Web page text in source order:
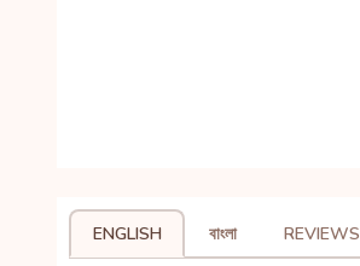
ENGLISH বাংলা REVIEWS